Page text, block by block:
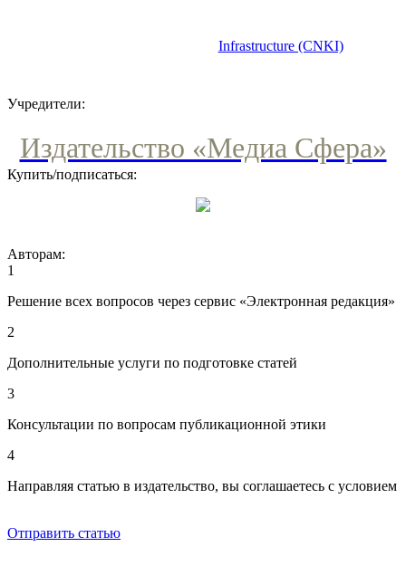
Учредители:
Издательство «Медиа Сфера»
Купить/подписаться:
Авторам:
1
Решение всех вопросов через сервис «Электронная редакция»
2
Дополнительные услуги по подготовке статей
3
Консультации по вопросам публикационной этики
4
Направляя статью в издательство, вы соглашаетесь с условием
Отправить статью